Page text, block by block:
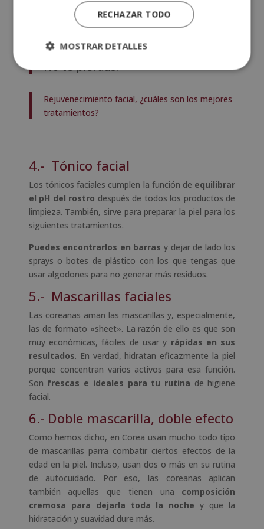
sensible, te recomendamos buscar uno que sus
ingredientes sean suaves y especiales para tu tipo de
No te pierdas:
Rejuvenecimiento facial, ¿cuáles son los mejores
tratamientos?
4.- Tónico facial
Los tónicos faciales cumplen la función de equilibrar
el pH del rostro después de todos los productos de
limpieza. También, sirve para preparar la piel para los
siguientes tratamientos.
Puedes encontrarlos en barras y dejar de lado los
sprays o botes de plástico con los que tengas que
usar algodones para no generar más residuos.
5.- Mascarillas faciales
Las coreanas aman las mascarillas y, especialmente,
las de formato «sheet». La razón de ello es que son
muy económicas, fáciles de usar y rápidas en sus
resultados. En verdad, hidratan eficazmente la piel
porque concentran varios activos para esa función.
Son frescas e ideales para tu rutina de higiene
facial.
6.- Doble mascarilla, doble efecto
Como hemos dicho, en Corea usan mucho todo tipo
de mascarillas parra combatir ciertos efectos de la
edad en la piel. Incluso, usan dos o más en su rutina
de autocuidado. Por eso, las coreanas aplican
también aquellas que tienen una composición
cremosa para dejarla toda la noche y que la
hidratación y suavidad dure más.
RECHAZAR TODO
MOSTRAR DETALLES